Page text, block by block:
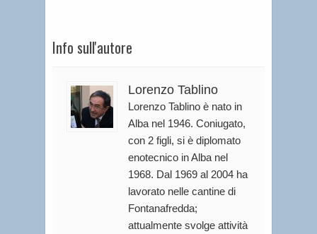
Info sull'autore
Lorenzo Tablino
Lorenzo Tablino è nato in
Alba nel 1946. Coniugato,
con 2 figli, si è diplomato
enotecnico in Alba nel
1968. Dal 1969 al 2004 ha
lavorato nelle cantine di
Fontanafredda;
attualmente svolge attività